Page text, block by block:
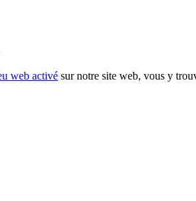
web activé sur notre site web, vous y